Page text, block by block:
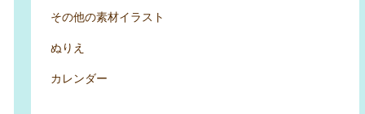
その他の素材イラスト
ぬりえ
カレンダー